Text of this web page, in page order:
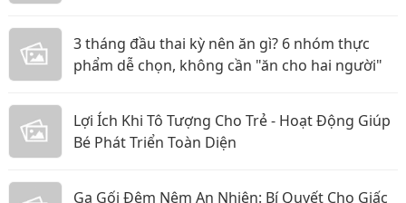
3 tháng đầu thai kỳ nên ăn gì? 6 nhóm thực
phẩm dễ chọn, không cần "ăn cho hai người"
Lợi Ích Khi Tô Tượng Cho Trẻ - Hoạt Động Giúp
Bé Phát Triển Toàn Diện
Ga Gối Đệm Nệm An Nhiên: Bí Quyết Cho Giấc